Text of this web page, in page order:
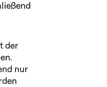
der
nur